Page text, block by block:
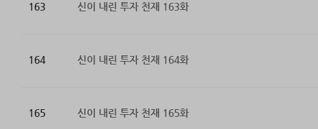
163 신이 내린 투자 천재 163화
164 신이 내린 투자 천재 164화
165 신이 내린 투자 천재 165화